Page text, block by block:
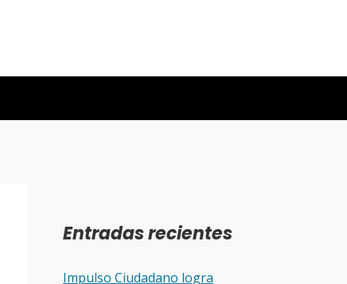
Entradas recientes
Impulso Ciudadano logra